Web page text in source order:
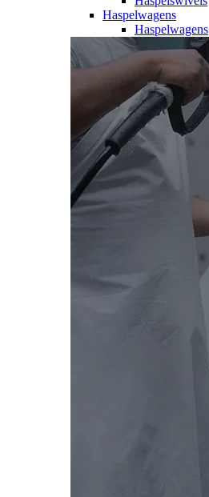
Haspelwagens
Haspelwagens